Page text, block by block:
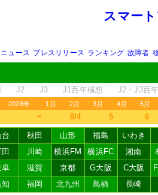
スマー
ニュース プレスリリース ランキング 故障者
J2 J3 J1百年構想 J2・J3百
2026年 1月 2月 3月 4月 5月
＜ 8/4 5 6
台 秋田 山形 福島
いわき
川崎 横浜FM 横浜FC 湘南
阜 滋賀 京都 G大阪 C大阪
知 福岡 北九州 鳥栖 長崎